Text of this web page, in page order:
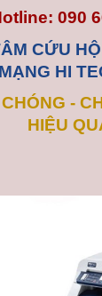
090
CỨU
HI
-
HIỆU